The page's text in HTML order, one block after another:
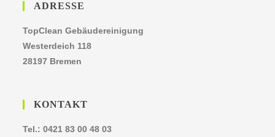
ADRESSE
TopClean Gebäudereinigung
Westerdeich 118
28197 Bremen
KONTAKT
Tel.: 0421 83 00 48 03